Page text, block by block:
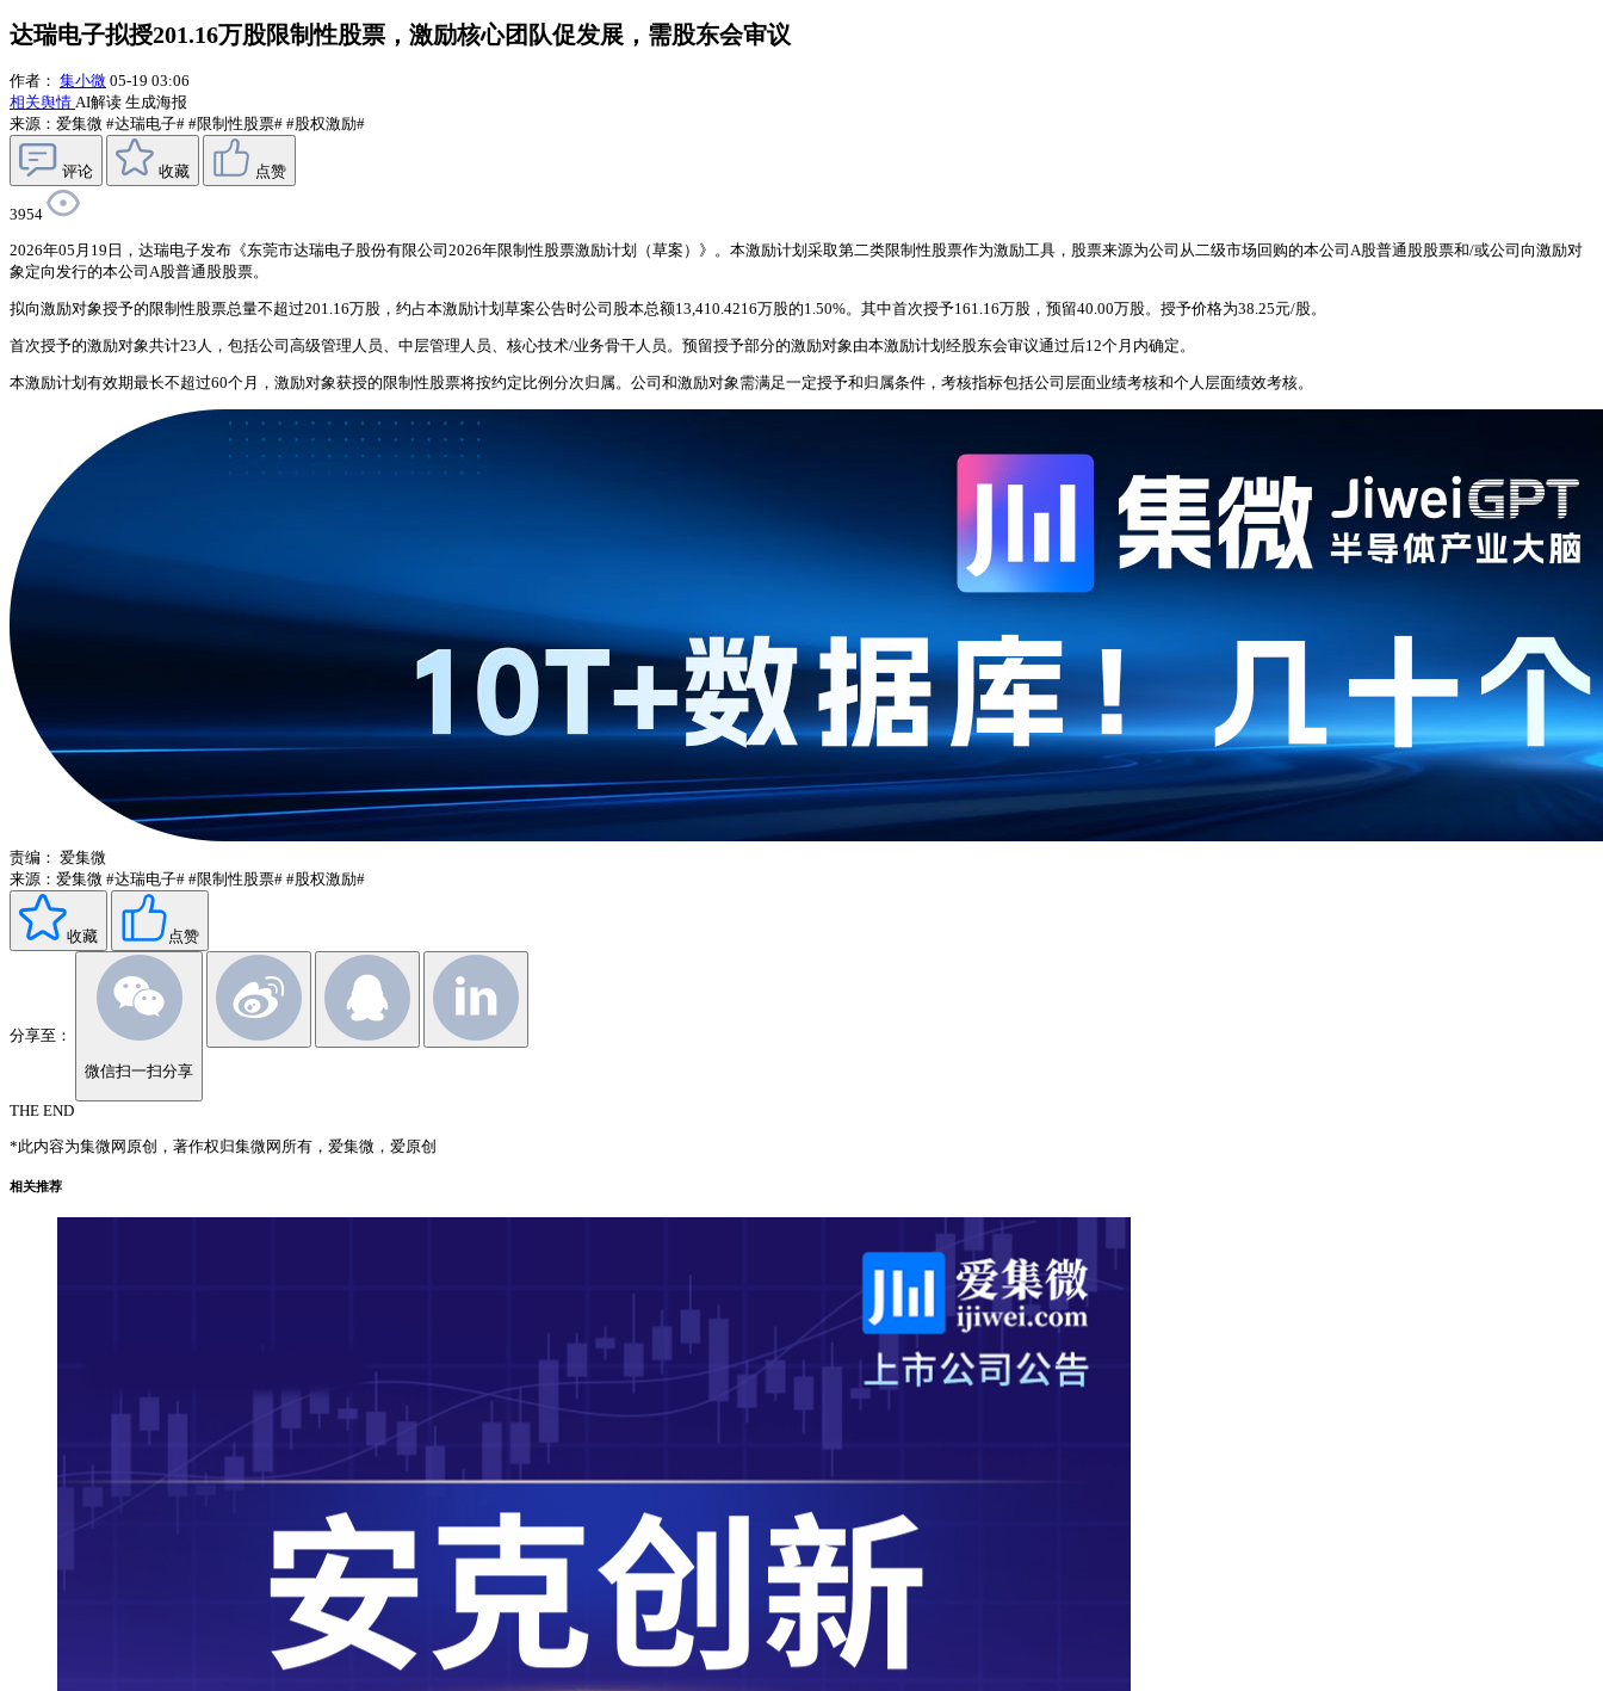
达瑞电子拟授201.16万股限制性股票，激励核心团队促发展，需股东会审议
作者： 集小微 05-19 03:06
相关舆情 AI解读 生成海报
来源：爱集微 #达瑞电子# #限制性股票# #股权激励#
评论 收藏 点赞
3954
2026年05月19日，达瑞电子发布《东莞市达瑞电子股份有限公司2026年限制性股票激励计划（草案）》。本激励计划采取第二类限制性股票作为激励工具，股票来源为公司从二级市场回购的本公司A股普通股股票和/或公司向激励对
象定向发行的本公司A股普通股股票。
拟向激励对象授予的限制性股票总量不超过201.16万股，约占本激励计划草案公告时公司股本总额13,410.4216万股的1.50%。其中首次授予161.16万股，预留40.00万股。授予价格为38.25元/股。
首次授予的激励对象共计23人，包括公司高级管理人员、中层管理人员、核心技术/业务骨干人员。预留授予部分的激励对象由本激励计划经股东会审议通过后12个月内确定。
本激励计划有效期最长不超过60个月，激励对象获授的限制性股票将按约定比例分次归属。公司和激励对象需满足一定授予和归属条件，考核指标包括公司层面业绩考核和个人层面绩效考核。
责编： 爱集微
来源：爱集微 #达瑞电子# #限制性股票# #股权激励#
收藏 点赞
分享至：
微信扫一扫分享
THE END
*此内容为集微网原创，著作权归集微网所有，爱集微，爱原创
相关推荐